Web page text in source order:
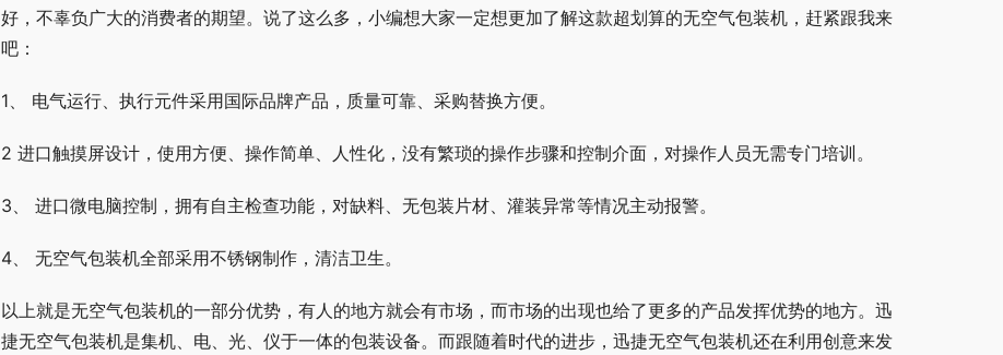
好，不辜负广大的消费者的期望。说了这么多，小编想大家一定想更加了解这款超划算的无空气包装机，赶紧跟我来
吧：
1、 电气运行、执行元件采用国际品牌产品，质量可靠、采购替换方便。
2 进口触摸屏设计，使用方便、操作简单、人性化，没有繁琐的操作步骤和控制介面，对操作人员无需专门培训。
3、 进口微电脑控制，拥有自主检查功能，对缺料、无包装片材、灌装异常等情况主动报警。
4、 无空气包装机全部采用不锈钢制作，清洁卫生。
以上就是无空气包装机的一部分优势，有人的地方就会有市场，而市场的出现也给了更多的产品发挥优势的地方。迅
捷无空气包装机是集机、电、光、仪于一体的包装设备。而跟随着时代的进步，迅捷无空气包装机还在利用创意来发